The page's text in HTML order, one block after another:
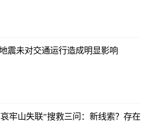
震未对交通运行造成明显影响
牢山失联”搜救三问：新线索？存在